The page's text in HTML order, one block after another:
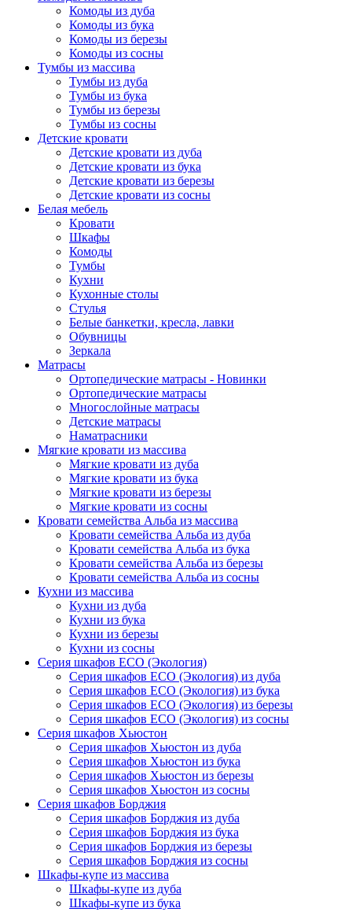
Комоды из дуба
Комоды из бука
Комоды из березы
Комоды из сосны
Тумбы из массива
Тумбы из дуба
Тумбы из бука
Тумбы из березы
Тумбы из сосны
Детские кровати
Детские кровати из дуба
Детские кровати из бука
Детские кровати из березы
Детские кровати из сосны
Белая мебель
Кровати
Шкафы
Комоды
Тумбы
Кухни
Кухонные столы
Стулья
Белые банкетки, кресла, лавки
Обувницы
Зеркала
Матрасы
Ортопедические матрасы - Новинки
Ортопедические матрасы
Многослойные матрасы
Детские матрасы
Наматрасники
Мягкие кровати из массива
Мягкие кровати из дуба
Мягкие кровати из бука
Мягкие кровати из березы
Мягкие кровати из сосны
Кровати семейства Альба из массива
Кровати семейства Альба из дуба
Кровати семейства Альба из бука
Кровати семейства Альба из березы
Кровати семейства Альба из сосны
Кухни из массива
Кухни из дуба
Кухни из бука
Кухни из березы
Кухни из сосны
Серия шкафов ECO (Экология)
Серия шкафов ECO (Экология) из дуба
Серия шкафов ECO (Экология) из бука
Серия шкафов ECO (Экология) из березы
Серия шкафов ECO (Экология) из сосны
Серия шкафов Хьюстон
Серия шкафов Хьюстон из дуба
Серия шкафов Хьюстон из бука
Серия шкафов Хьюстон из березы
Серия шкафов Хьюстон из сосны
Серия шкафов Борджия
Серия шкафов Борджия из дуба
Серия шкафов Борджия из бука
Серия шкафов Борджия из березы
Серия шкафов Борджия из сосны
Шкафы-купе из массива
Шкафы-купе из дуба
Шкафы-купе из бука